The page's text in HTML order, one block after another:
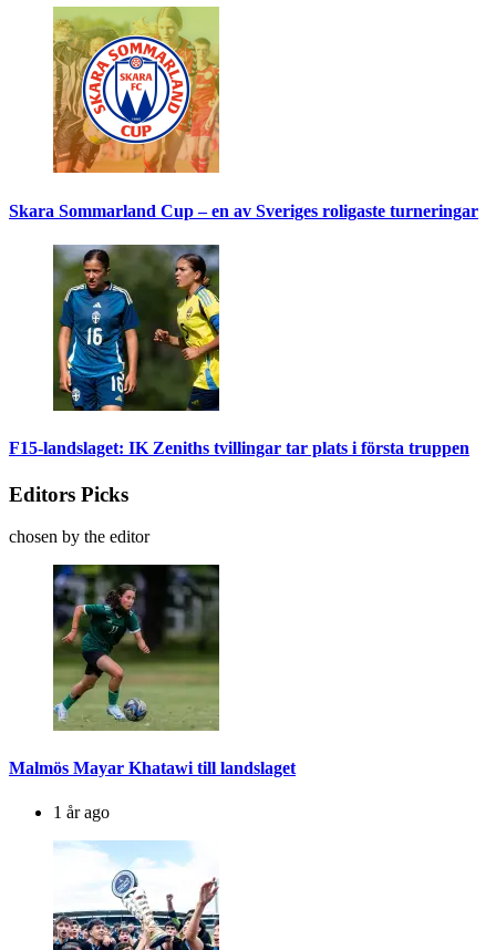
Skara Sommarland Cup – en av Sveriges roligaste turneringar
F15-landslaget: IK Zeniths tvillingar tar plats i första truppen
Editors Picks
chosen by the editor
Malmös Mayar Khatawi till landslaget
1 år ago